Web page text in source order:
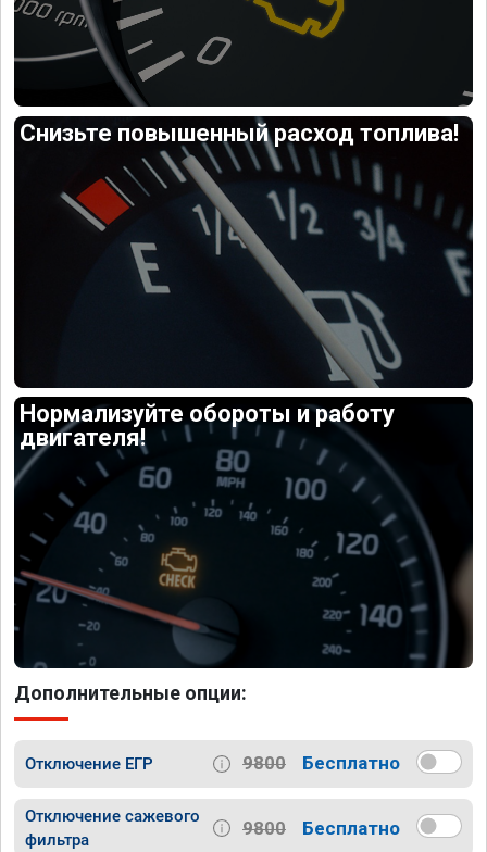
Снизьте повышенный расход топлива!
Нормализуйте обороты и работу
двигателя!
Дополнительные опции:
Отключение ЕГР 9800 Бесплатно
Отключение сажевого
фильтра
9800 Бесплатно